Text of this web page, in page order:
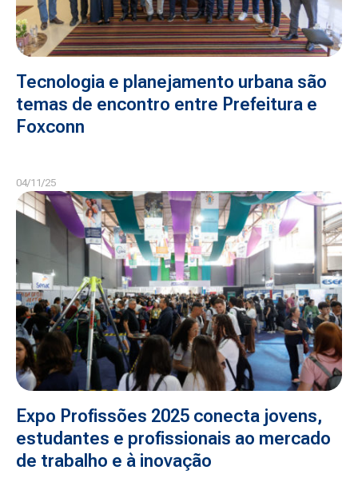
Tecnologia e planejamento urbana são
temas de encontro entre Prefeitura e
Foxconn
04/11/25
Expo Profissões 2025 conecta jovens,
estudantes e profissionais ao mercado
de trabalho e à inovação